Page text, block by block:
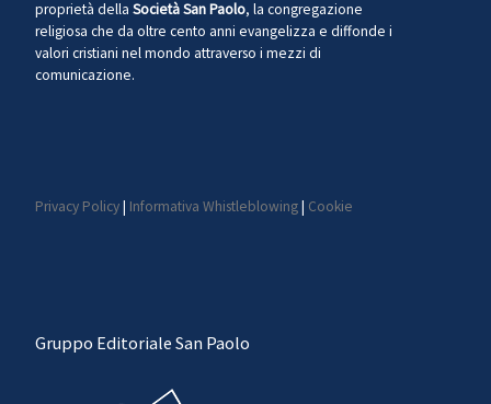
proprietà della Società San Paolo, la congregazione
religiosa che da oltre cento anni evangelizza e diffonde i
valori cristiani nel mondo attraverso i mezzi di
comunicazione.
Privacy Policy| Informativa Whistleblowing| Cookie
Gruppo Editoriale San Paolo